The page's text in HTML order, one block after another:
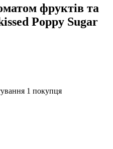
фруктів та
Poppy Sugar
1 покупця